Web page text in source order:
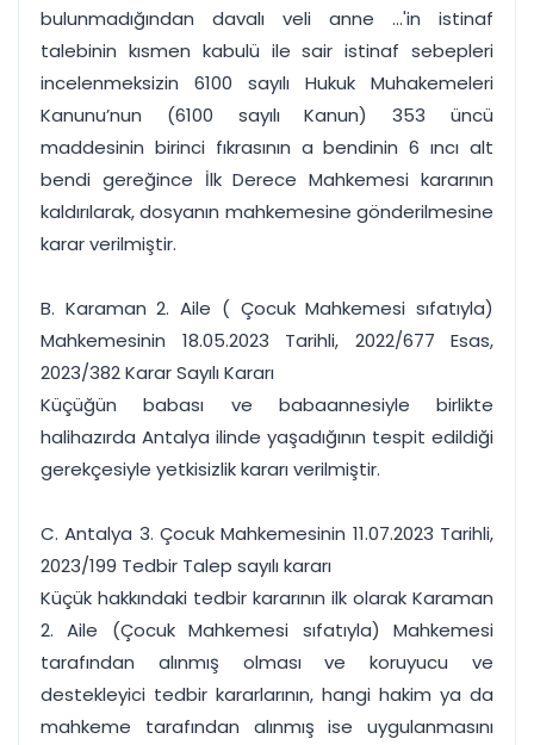
bulunmadığından davalı veli anne ...'in istinaf
talebinin kısmen kabulü ile sair istinaf sebepleri
incelenmeksizin 6100 sayılı Hukuk Muhakemeleri
Kanunu’nun (6100 sayılı Kanun) 353 üncü
maddesinin birinci fıkrasının a bendinin 6 ıncı alt
bendi gereğince İlk Derece Mahkemesi kararının
kaldırılarak, dosyanın mahkemesine gönderilmesine
karar verilmiştir.
B. Karaman 2. Aile ( Çocuk Mahkemesi sıfatıyla)
Mahkemesinin 18.05.2023 Tarihli, 2022/677 Esas,
2023/382 Karar Sayılı Kararı
Küçüğün babası ve babaannesiyle birlikte
halihazırda Antalya ilinde yaşadığının tespit edildiği
gerekçesiyle yetkisizlik kararı verilmiştir.
C. Antalya 3. Çocuk Mahkemesinin 11.07.2023 Tarihli,
2023/199 Tedbir Talep sayılı kararı
Küçük hakkındaki tedbir kararının ilk olarak Karaman
2. Aile (Çocuk Mahkemesi sıfatıyla) Mahkemesi
tarafından alınmış olması ve koruyucu ve
destekleyici tedbir kararlarının, hangi hakim ya da
mahkeme tarafından alınmış ise uygulanmasını